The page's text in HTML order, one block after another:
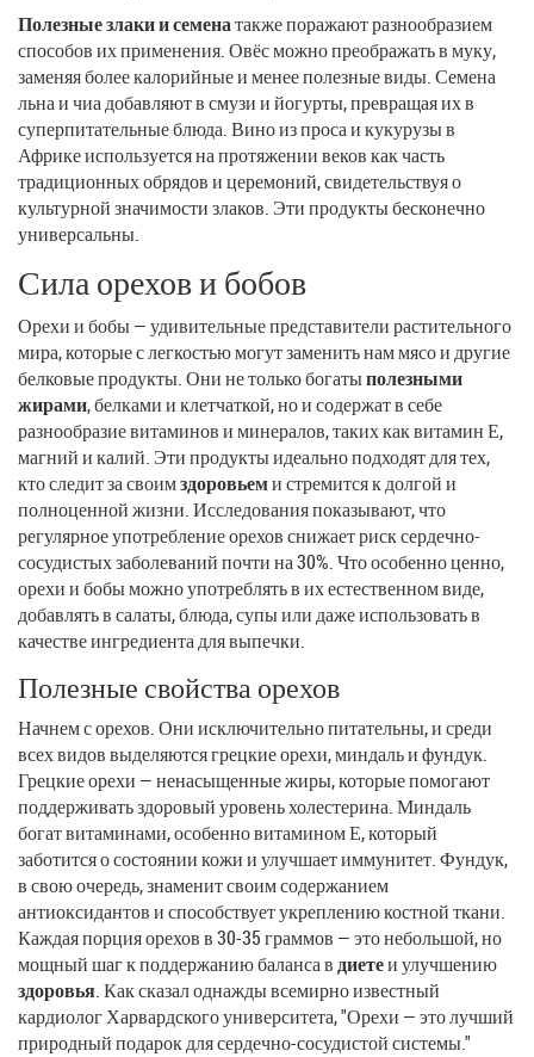
Полезные злаки и семенатакже поражают разнообразием
способов их применения. Овёс можно преображать в муку,
заменяя более калорийные и менее полезные виды. Семена
льна и чиа добавляют в смузи и йогурты, превращая их в
суперпитательные блюда. Вино из проса и кукурузы в
Африке используется на протяжении веков как часть
традиционных обрядов и церемоний, свидетельствуя о
культурной значимости злаков. Эти продукты бесконечно
универсальны.
Сила орехов и бобов
Орехи и бобы — удивительные представители растительного
мира, которые с легкостью могут заменить нам мясо и другие
белковые продукты. Они не только богатыполезными
жирами, белками и клетчаткой, но и содержат в себе
разнообразие витаминов и минералов, таких как витамин Е,
магний и калий. Эти продукты идеально подходят для тех,
кто следит за своимздоровьеми стремится к долгой и
полноценной жизни. Исследования показывают, что
регулярное употребление орехов снижает риск сердечно-
сосудистых заболеваний почти на 30%. Что особенно ценно,
орехи и бобы можно употреблять в их естественном виде,
добавлять в салаты, блюда, супы или даже использовать в
качестве ингредиента для выпечки.
Полезные свойства орехов
Начнем с орехов. Они исключительно питательны, и среди
всех видов выделяются грецкие орехи, миндаль и фундук.
Грецкие орехи — ненасыщенные жиры, которые помогают
поддерживать здоровый уровень холестерина. Миндаль
богат витаминами, особенно витамином Е, который
заботится о состоянии кожи и улучшает иммунитет. Фундук,
в свою очередь, знаменит своим содержанием
антиоксидантов и способствует укреплению костной ткани.
Каждая порция орехов в 30-35 граммов — это небольшой, но
мощный шаг к поддержанию баланса вдиетеи улучшению
здоровья. Как сказал однажды всемирно известный
кардиолог Харвардского университета, "Орехи — это лучший
природный подарок для сердечно-сосудистой системы."